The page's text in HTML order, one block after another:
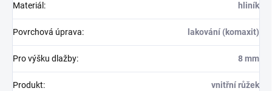
Materiál : hliník
Povrchová úprava: lakování (komaxit)
Pro výšku dlažby: 8 mm
Produkt: vnitřní růžek